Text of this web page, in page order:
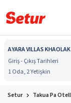
AYARA VILLAS KHAOLAK
Giriş - Çıkış Tarihleri
1 Oda, 2 Yetişkin
Setur Takua Pa